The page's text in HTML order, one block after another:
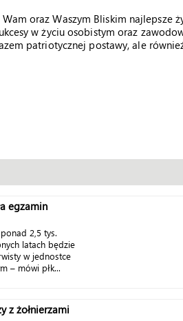
oraz Waszym Bliskim najlepsze
w życiu osobistym oraz
patriotycznej postawy, ale
egzamin
2,5 tys.
latach będzie
w jednostce
– mówi płk...
z żołnierzami